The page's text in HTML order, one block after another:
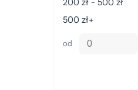
200 zł - 500 zł
500 zł+
od